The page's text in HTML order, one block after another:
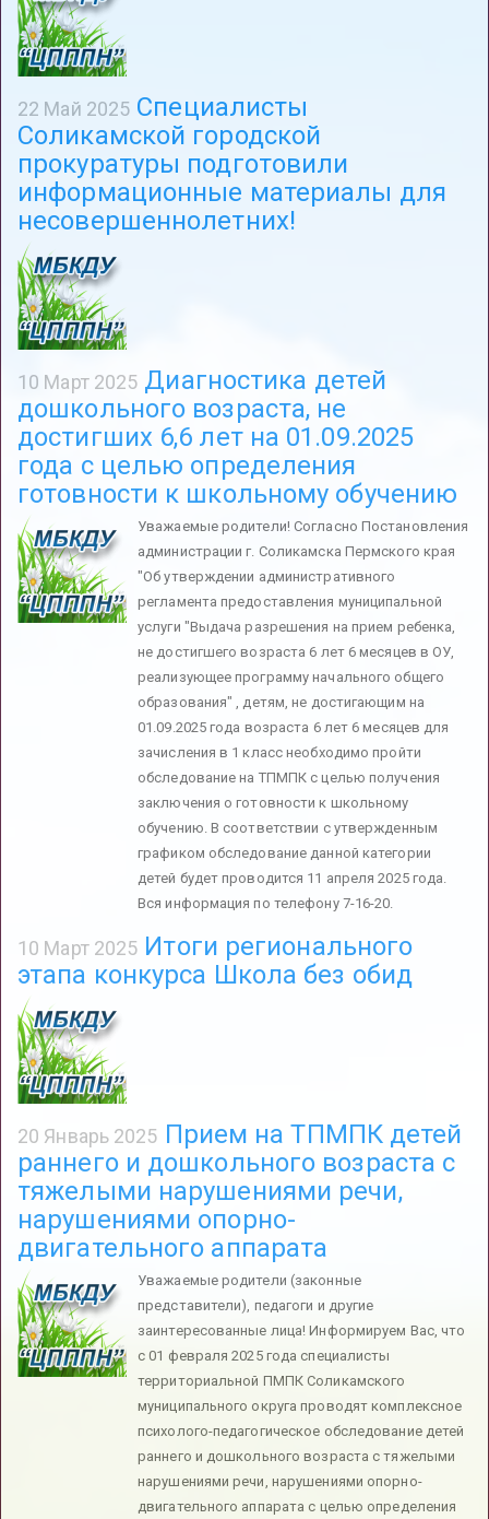
22 Май 2025 Специалисты
Соликамской городской
прокуратуры подготовили
информационные материалы для
несовершеннолетних!
10 Март 2025 Диагностика детей
дошкольного возраста, не
достигших 6,6 лет на 01.09.2025
года с целью определения
готовности к школьному обучению
Уважаемые родители! Согласно Постановления
администрации г. Соликамска Пермского края
"Об утверждении административного
регламента предоставления муниципальной
услуги "Выдача разрешения на прием ребенка,
не достигшего возраста 6 лет 6 месяцев в ОУ,
реализующее программу начального общего
образования" , детям, не достигающим на
01.09.2025 года возраста 6 лет 6 месяцев для
зачисления в 1 класс необходимо пройти
обследование на ТПМПК с целью получения
заключения о готовности к школьному
обучению. В соответствии с утвержденным
графиком обследование данной категории
детей будет проводится 11 апреля 2025 года.
Вся информация по телефону 7-16-20.
10 Март 2025 Итоги регионального
этапа конкурса Школа без обид
20 Январь 2025 Прием на ТПМПК детей
раннего и дошкольного возраста с
тяжелыми нарушениями речи,
нарушениями опорно-
двигательного аппарата
Уважаемые родители (законные
представители), педагоги и другие
заинтересованные лица! Информируем Вас, что
с 01 февраля 2025 года специалисты
территориальной ПМПК Соликамского
муниципального округа проводят комплексное
психолого-педагогическое обследование детей
раннего и дошкольного возраста с тяжелыми
нарушениями речи, нарушениями опорно-
двигательного аппарата с целью определения